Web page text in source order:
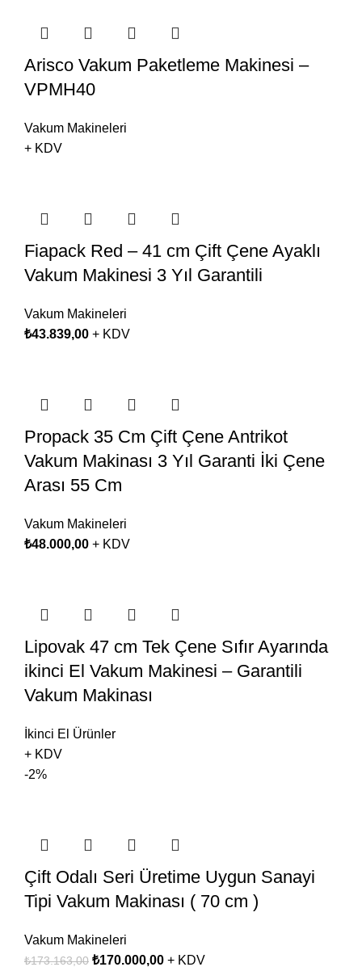
Arisco Vakum Paketleme Makinesi –
VPMH40
Vakum Makineleri
+ KDV
Fiapack Red – 41 cm Çift Çene Ayaklı
Vakum Makinesi 3 Yıl Garantili
Vakum Makineleri
₺43.839,00 + KDV
Propack 35 Cm Çift Çene Antrikot
Vakum Makinası 3 Yıl Garanti İki Çene
Arası 55 Cm
Vakum Makineleri
₺48.000,00 + KDV
Lipovak 47 cm Tek Çene Sıfır Ayarında
ikinci El Vakum Makinesi – Garantili
Vakum Makinası
İkinci El Ürünler
+ KDV
-2%
Çift Odalı Seri Üretime Uygun Sanayi
Tipi Vakum Makinası ( 70 cm )
Vakum Makineleri
₺173.163,00 ₺170.000,00 + KDV